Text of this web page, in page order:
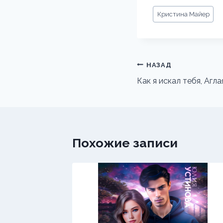
Метки
записи:
Кристина Майер
Навигация
по
НАЗАД
Как я искал тебя,
Похожие записи